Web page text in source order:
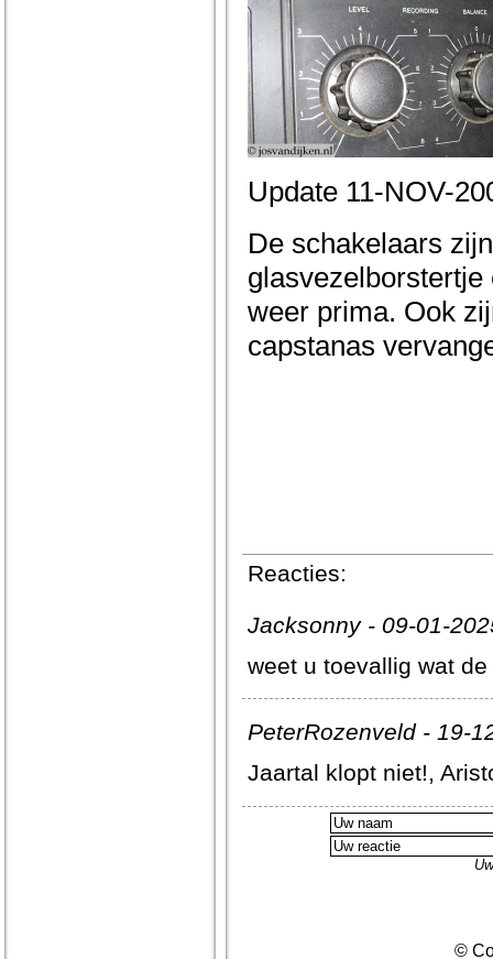
Update 11-NOV-
De schakelaars
glasvezelborstertje
weer prima. Ook
capstanas
Reacties:
Jacksonny - 09-01-
weet u toevallig wat
PeterRozenveld - 19-
Jaartal klopt niet!,
©